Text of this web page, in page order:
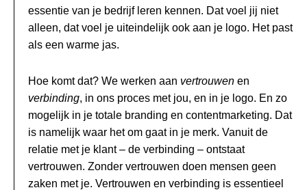
essentie van je bedrijf leren kennen. Dat voel jij niet
alleen, dat voel je uiteindelijk ook aan je logo. Het past
als een warme jas.
Hoe komt dat? We werken aan vertrouwen en
verbinding, in ons proces met jou, en in je logo. En zo
mogelijk in je totale branding en contentmarketing. Dat
is namelijk waar het om gaat in je merk. Vanuit de
relatie met je klant – de verbinding – ontstaat
vertrouwen. Zonder vertrouwen doen mensen geen
zaken met je. Vertrouwen en verbinding is essentieel